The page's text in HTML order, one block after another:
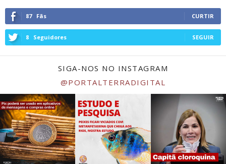
87 Fãs CURTIR
8 Seguidores SEGUIR
SIGA-NOS NO INSTAGRAM
@PORTALTERRADIGITAL